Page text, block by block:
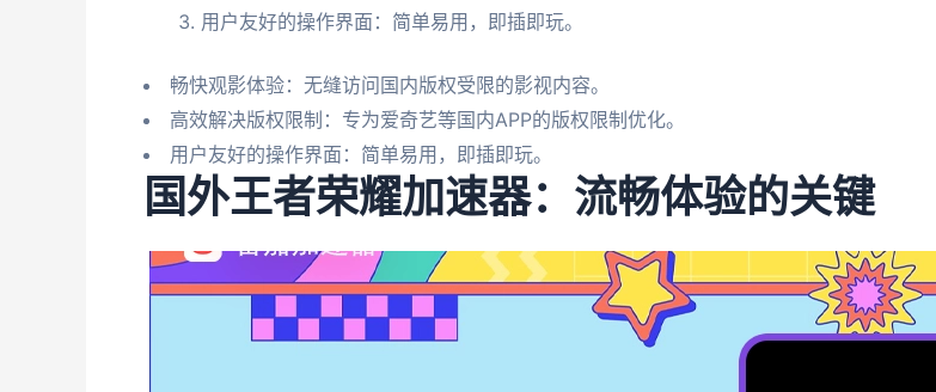
用户友好的操作界面：简单易用，即插即玩。
畅快观影体验：无缝访问国内版权受限的影视内容。
高效解决版权限制：专为爱奇艺等国内APP的版权限制优化。
用户友好的操作界面：简单易用，即插即玩。
国外王者荣耀加速器：流畅体验的关键